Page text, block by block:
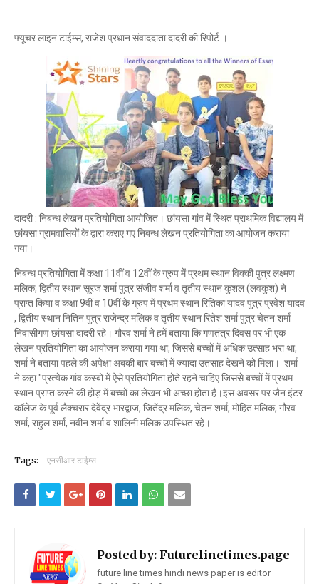
फ्यूचर लाइन टाईम्स, राजेश प्रधान संवाददाता दादरी की रिपोर्ट ।
दादरी : निबन्ध लेखन प्रतियोगिता आयोजित। छांयसा गांव में स्थित प्राथमिक विद्यालय में
छांयसा ग्रामवासियों के द्वारा कराए गए निबन्ध लेखन प्रतियोगिता का आयोजन कराया
गया।
निबन्ध प्रतियोगिता में कक्षा 11वीं व 12वीं के ग्रुप में प्रथम स्थान विक्की पुत्र लक्ष्मण
मलिक, द्वितीय स्थान सूरज शर्मा पुत्र संजीव शर्मा व तृतीय स्थान कुशल (लवकुश) ने
प्राप्त किया व कक्षा 9वीं व 10वीं के ग्रुप में प्रथम स्थान रितिका यादव पुत्र प्रवेश यादव
, द्वितीय स्थान नितिन पुत्र राजेन्द्र मलिक व तृतीय स्थान रितेश शर्मा पुत्र चेतन शर्मा
निवासीगण छांयसा दादरी रहे। गौरव शर्मा ने हमें बताया कि गणतंत्र दिवस पर भी एक
लेखन प्रतियोगिता का आयोजन कराया गया था, जिससे बच्चों में अधिक उत्साह भरा था,
शर्मा ने बताया पहले की अपेक्षा अबकी बार बच्चों में ज्यादा उतसाह देखने को मिला। शर्मा
ने कहा "प्रत्येक गांव कस्बो में ऐसे प्रतियोगिता होते रहने चाहिए जिससे बच्चों में प्रथम
स्थान प्राप्त करने की होड़ में बच्चों का लेखन भी अच्छा होता है।इस अवसर पर जैन इंटर
कॉलेज के पूर्व लैक्चरार देवेंद्र भारद्वाज, जितेंद्र मलिक, चेतन शर्मा, मोहित मलिक, गौरव
शर्मा, राहुल शर्मा, नवीन शर्मा व शालिनी मलिक उपस्थित रहे।
Tags: एनसीआर टाईम्स
Posted by: Futurelinetimes.page
future line times hindi news paper is editor